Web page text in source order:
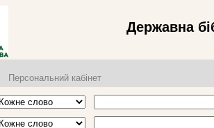
Державна
Персональний кабінет